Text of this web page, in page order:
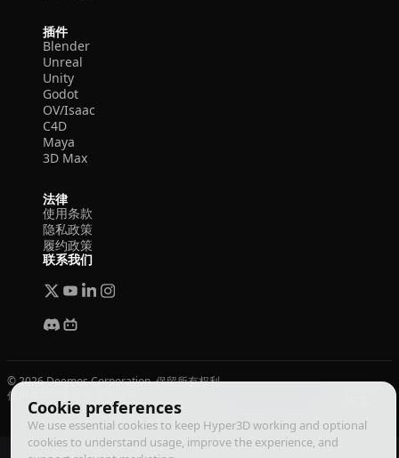
Cookie preferences
We use essential cookies to keep Hyper3D working and optional
cookies to understand usage, improve the experience, and
插件
Blender
Unreal
Unity
Godot
OV/Isaac
C4D
Maya
3D Max
法律
使用条款
隐私政策
履约政策
联系我们
© 2026 Deemos Corporation. 保留所有权利
使用条款